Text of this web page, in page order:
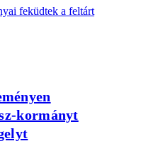
feküdtek a feltárt
kormányt